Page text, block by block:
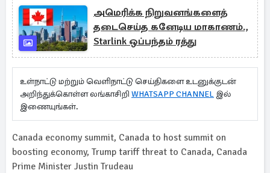
அமெரிக்க நிறுவனங்களைத்
தடைசெய்த கனேடிய மாகாணம்.,
Starlink ஒப்பந்தம் ரத்து
உள்நாட்டு மற்றும் வெளிநாட்டு செய்திகளை உடனுக்குடன்
அறிந்துக்கொள்ள லங்காசிறி WHATSAPP CHANNEL இல்
இணையுங்கள்.
Canada economy summit, Canada to host summit on
boosting economy, Trump tariff threat to Canada, Canada
Prime Minister Justin Trudeau